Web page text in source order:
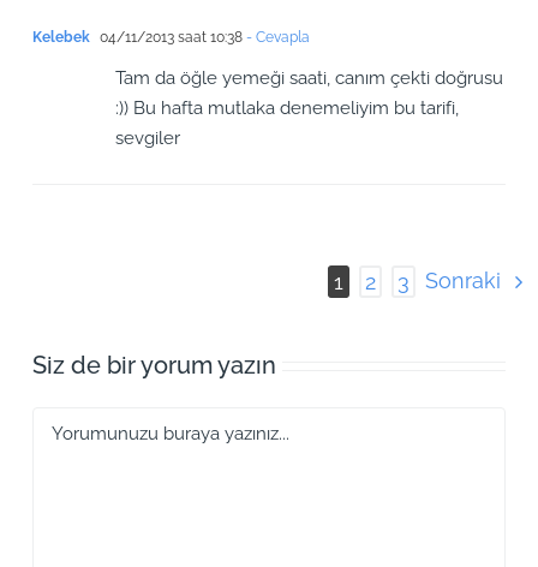
Kelebek 04/11/2013 saat 10:38- Cevapla
Tam da öğle yemeği saati, canım çekti doğrusu
:)) Bu hafta mutlaka denemeliyim bu tarifi,
sevgiler
1 2 3 Sonraki
Siz de bir yorum yazın